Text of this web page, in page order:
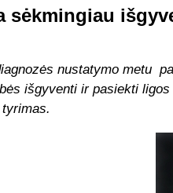
sėkmingiau
nustatymo metu
išgyventi ir pasiekti
tyrimas.